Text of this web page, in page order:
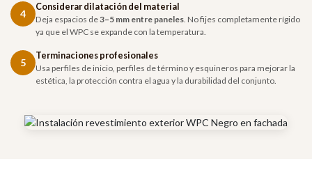
4
Considerar dilatación del material
Deja espacios de3–5 mm entre paneles . No fijes completamente rígido
ya que el WPC se expande con la temperatura.
5
Terminaciones profesionales
Usa perfiles de inicio, perfiles de término y esquineros para mejorar la
estética, la protección contra el agua y la durabilidad del conjunto.